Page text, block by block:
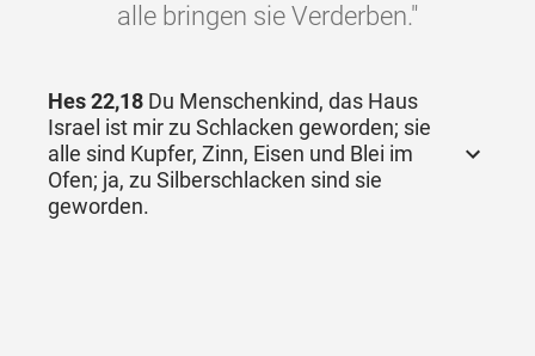
alle bringen sie Verderben."
Hes 22,18 Du Menschenkind, das Haus
Israel ist mir zu Schlacken geworden; sie
alle sind Kupfer, Zinn, Eisen und Blei im
Ofen; ja, zu Silberschlacken sind sie
geworden.